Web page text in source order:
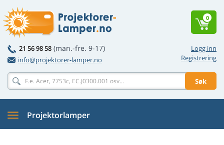
Logg inn
Registrering
21 56 98 58 (man.-fre. 9-17)
info@projektorer-lamper.no
Søk
0
Projektorlamper